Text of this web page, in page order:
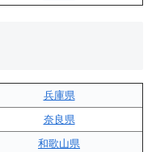
兵庫県
奈良県
和歌山県